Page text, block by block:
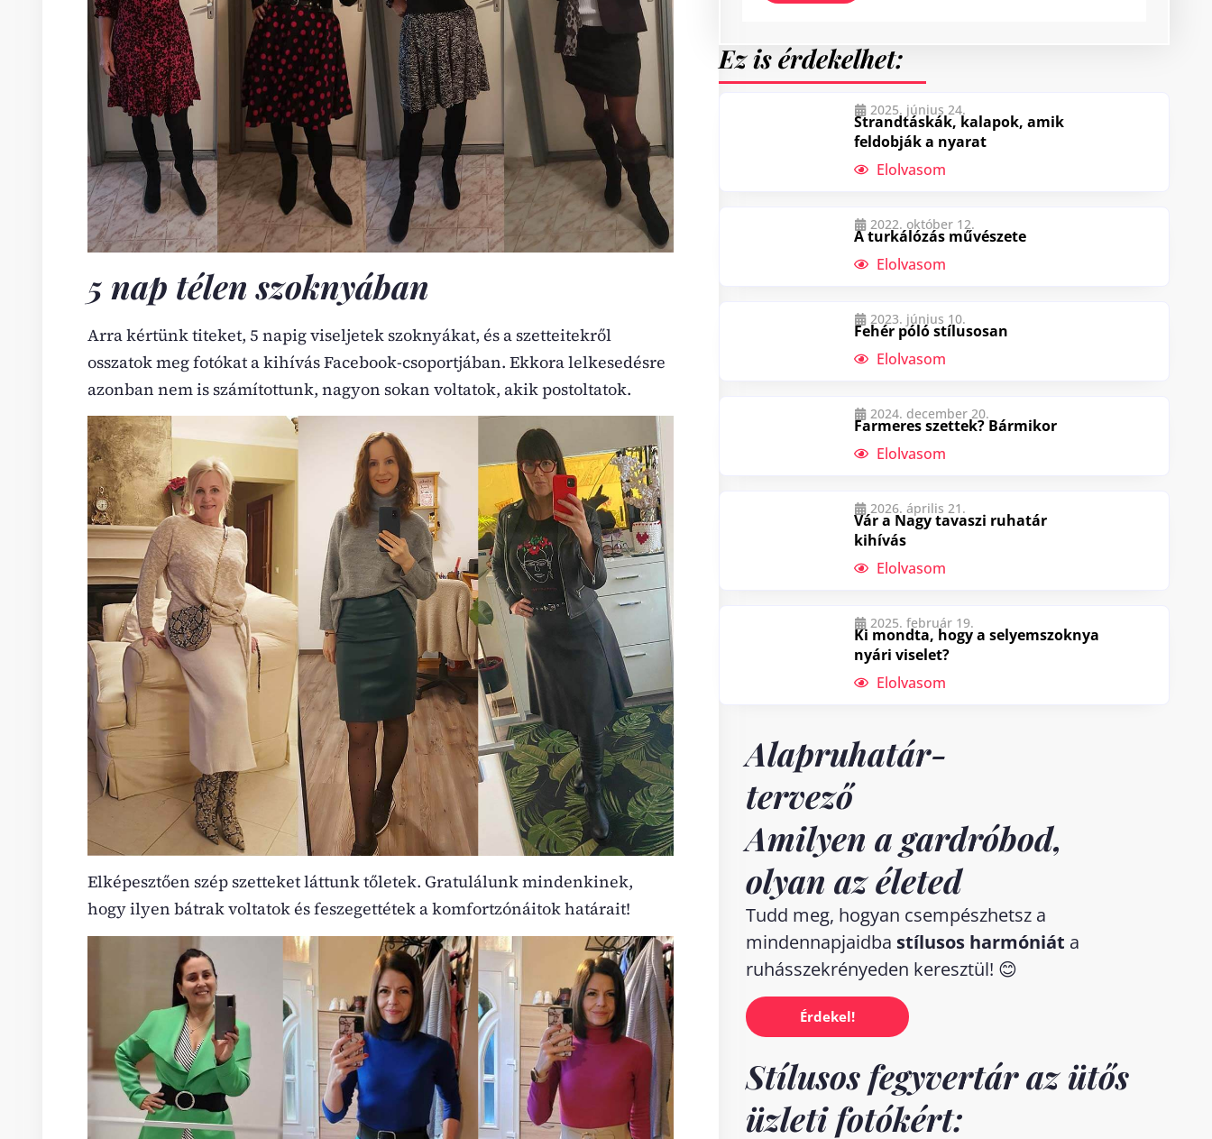
5 nap télen szoknyában
Arra kértünk titeket, 5 napig viseljetek szoknyákat, és a szetteitekről
osszatok meg fotókat a kihívás Facebook-csoportjában. Ekkora lelkesedésre
azonban nem is számítottunk, nagyon sokan voltatok, akik postoltatok.
Elképesztően szép szetteket láttunk tőletek. Gratulálunk mindenkinek,
hogy ilyen bátrak voltatok és feszegettétek a komfortzónáitok határait!
Ez is érdekelhet:
2025. június 24.
Strandtáskák, kalapok, amik
feldobják a nyarat
Elolvasom
2022. október 12.
A turkálózás művészete
Elolvasom
2023. június 10.
Fehér póló stílusosan
Elolvasom
2024. december 20.
Farmeres szettek? Bármikor
Elolvasom
2026. április 21.
Vár a Nagy tavaszi ruhatár
kihívás
Elolvasom
2025. február 19.
Ki mondta, hogy a selyemszoknya
nyári viselet?
Elolvasom
Alapruhatár-
tervező
Amilyen a gardróbod,
olyan az életed
Tudd meg, hogyan csempészhetsz a
mindennapjaidba stílusos harmóniát a
ruhásszekrényeden keresztül! 😊
Érdekel!
Stílusos fegyvertár az ütős
üzleti fotókért: